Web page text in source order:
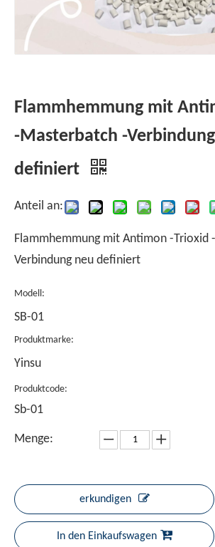
Flammhemmung mit
-Masterbatch -
definiert
Anteil an:
Flammhemmung mit Antimon -Trioxid
Verbindung neu definiert
Modell:
SB-01
Produktmarke:
Yinsu
Produktcode:
Sb-01
Menge:
erkundigen
In den Einkaufswagen